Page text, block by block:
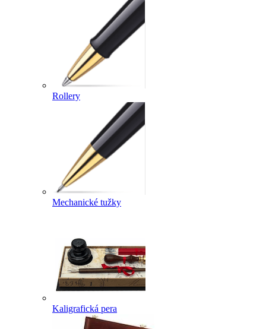
Rollery
Mechanické tužky
Kaligrafická pera